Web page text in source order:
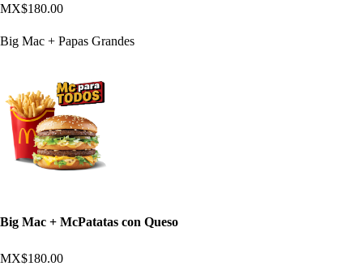
MX$180.00
Big Mac + Papas Grandes
Big Mac + McPatatas con Queso
MX$180.00